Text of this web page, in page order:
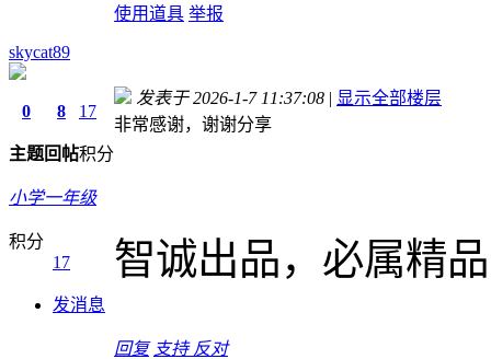
使用道具 举报
skycat89
0
主题
8
回帖
17
积分
小学一年级
积分
17
发消息
发表于 2026-1-7 11:37:08 | 显示全部楼层
非常感谢，谢谢分享
智诚出品，必属精
回复 支持 反对